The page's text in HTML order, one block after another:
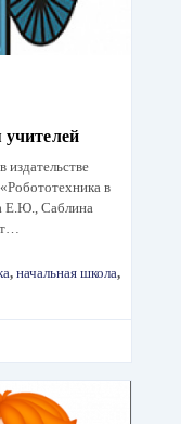
в
Е.Ю., Саблина
, начальная школа,